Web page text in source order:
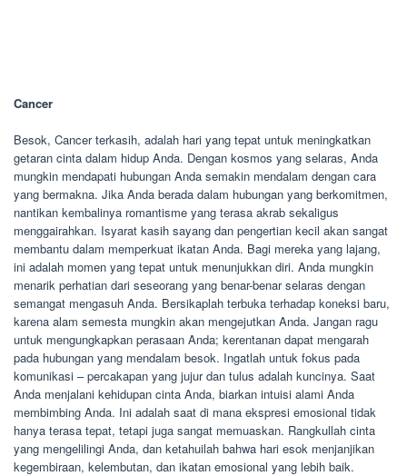
Cancer
Besok, Cancer terkasih, adalah hari yang tepat untuk meningkatkan
getaran cinta dalam hidup Anda. Dengan kosmos yang selaras, Anda
mungkin mendapati hubungan Anda semakin mendalam dengan cara
yang bermakna. Jika Anda berada dalam hubungan yang berkomitmen,
nantikan kembalinya romantisme yang terasa akrab sekaligus
menggairahkan. Isyarat kasih sayang dan pengertian kecil akan sangat
membantu dalam memperkuat ikatan Anda. Bagi mereka yang lajang,
ini adalah momen yang tepat untuk menunjukkan diri. Anda mungkin
menarik perhatian dari seseorang yang benar-benar selaras dengan
semangat mengasuh Anda. Bersikaplah terbuka terhadap koneksi baru,
karena alam semesta mungkin akan mengejutkan Anda. Jangan ragu
untuk mengungkapkan perasaan Anda; kerentanan dapat mengarah
pada hubungan yang mendalam besok. Ingatlah untuk fokus pada
komunikasi – percakapan yang jujur dan tulus adalah kuncinya. Saat
Anda menjalani kehidupan cinta Anda, biarkan intuisi alami Anda
membimbing Anda. Ini adalah saat di mana ekspresi emosional tidak
hanya terasa tepat, tetapi juga sangat memuaskan. Rangkullah cinta
yang mengelilingi Anda, dan ketahuilah bahwa hari esok menjanjikan
kegembiraan, kelembutan, dan ikatan emosional yang lebih baik.